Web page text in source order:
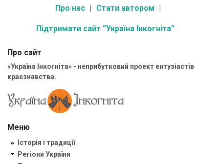
Про нас Стати автором
Підтримати сайт “Україна Інкогніта”
Про сайт
«Україна Інкогніта» - неприбутковий проект ентузіастів
краєзнавства.
Меню
Історія і традиції
Регіони України